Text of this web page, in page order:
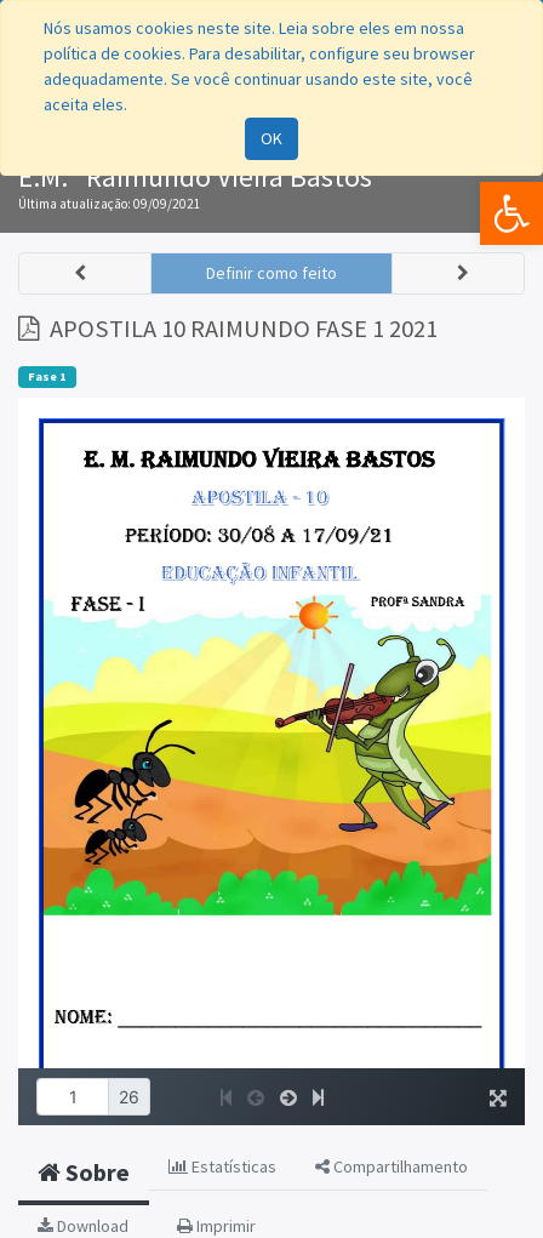
Nós usamos cookies neste site. Leia sobre eles em nossa
política de cookies. Para desabilitar, configure seu browser
adequadamente. Se você continuar usando este site, você
aceita eles.
OK
Navegação
E.M. "Raimundo Vieira Bastos"
Última atualização: 09/09/2021
APOSTILA 10 RAIMUNDO FASE 1 2021
Definir como feito
Fase 1
Sobre Estatísticas Compartilhamento
Download Imprimir